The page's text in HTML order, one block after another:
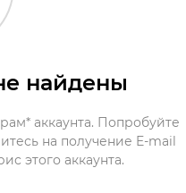
найдены
аккаунта. Попробуйте
на получение E-mail
этого аккаунта.